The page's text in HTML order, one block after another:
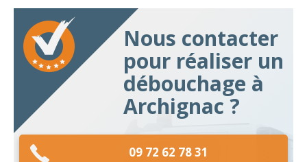
Nous contacter
pour réaliser un
débouchage à
Archignac ?
09 72 62 78 31